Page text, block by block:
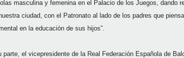
masculina y femenina en el Palacio de los Juegos, dando
ciudad, con el Patronato al lado de los padres que
en la educación de sus hijos”.
parte, el vicepresidente de la Real Federación Española de